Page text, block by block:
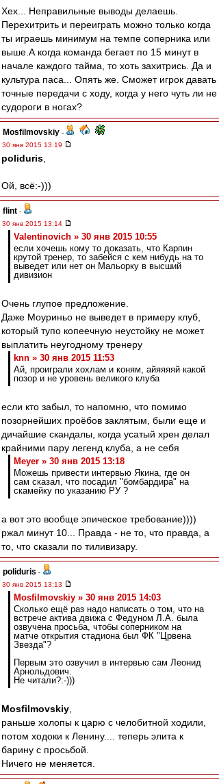
Хех... Неправильные выводы делаешь.
Перехитрить и переиграть можно только когда
ты играешь минимум на темпе соперника или
выше.А когда команда бегает по 15 минут в
начале каждого тайма, то хоть захитрись. Да и
культура паса... Опять же. Сможет игрок давать
точные передачи с ходу, когда у него чуть ли не
судороги в ногах?
Mosfilmovskiy -
30 янв 2015 13:19
poliduris
Ой, всё:-)))
flint -
30 янв 2015 13:14
Valentinovich » 30 янв 2015 10:55
если хочешь кому то доказать, что Карпин
крутой тренер, то забейся с кем нибудь на то
выведет или нет он Мальорку в высший
дивизион
Очень глупое предложение.
Даже Моуриньо не выведет в примеру клуб,
который тупо копеечную неустойку не может
выплатить неугодному тренеру
knn » 30 янв 2015 11:53
Ай, проиграли хохлам и коням, айяяяяй какой
позор и не уровень великого клуба
если кто забыл, то напомню, что помимо
позорнейших проёбов заклятым, были еще и
дичайшие скандалы, когда усатый хрен делал
крайними пару легенд клуба, а не себя
Meyer » 30 янв 2015 13:18
Можешь привести интервью Якина, где он
сам сказал, что посадил "бомбардира" на
скамейку по указанию РУ ?
а вот это вообще эпическое требование))))
ржал минут 10... Правда - не то, что правда, а
то, что сказали по тиливизару.
poliduris -
30 янв 2015 13:13
Mosfilmovskiy » 30 янв 2015 14:03
Сколько ещё раз надо написать о том, что на
встрече актива движа с Федуном Л.А. была
озвучена просьба, чтобы соперником на
матче открытия стадиона был ФК "Црвена
Звезда"?
Первым это озвучил в интервью сам Леонид
Арнольдович.
Не читали?:-)))
Mosfilmovskiy
раньше холопы к царю с челобитной ходили,
потом ходоки к Ленину.... теперь элита к
барину с просьбой.
Ничего не меняется.